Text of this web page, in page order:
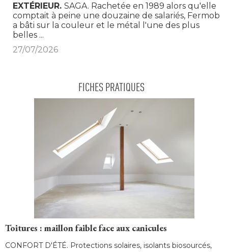
EXTÉRIEUR SAGA. Rachetée en 1989 alors qu'elle
comptait à peine une douzaine de salariés, Fermob
a bâti sur la couleur et le métal l'une des plus
belles ...
27/07/2026
FICHES PRATIQUES
Toitures : maillon faible face aux canicules
CONFORT D'ÉTÉ. Protections solaires, isolants biosourcés,